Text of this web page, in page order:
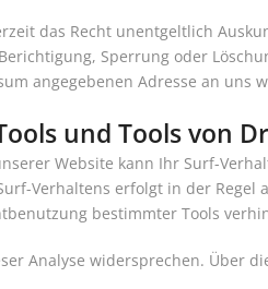
das Recht unentgeltlich
Sperrung oder
angegebenen Adresse an uns
und Tools von
Website kann Ihr Surf-
Verhaltens erfolgt in der
bestimmter Tools
Analyse widersprechen. Über